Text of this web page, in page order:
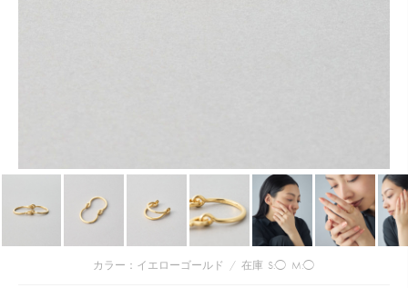
カラー：イエローゴールド / 在庫 S:◯ M:◯